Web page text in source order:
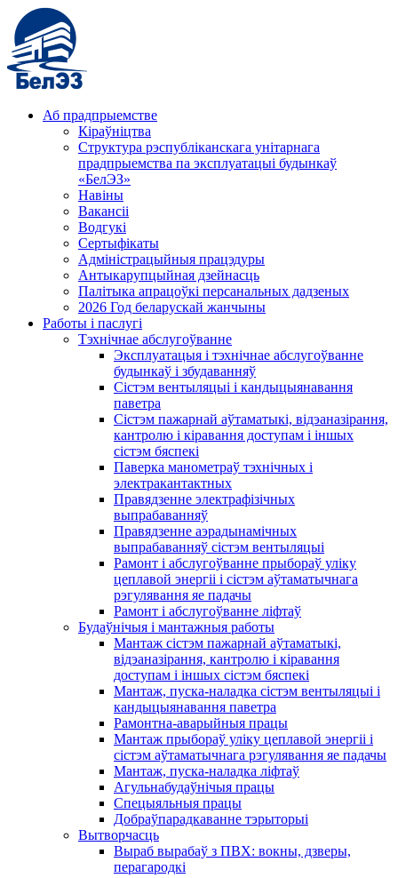
Аб прадпрыемстве
Кіраўніцтва
Структура рэспубліканскага унітарнага
прадпрыемства па эксплуатацыі будынкаў
«БелЭЗ»
Навіны
Вакансіі
Водгукі
Сертыфікаты
Адміністрацыйныя працэдуры
Антыкарупцыйная дзейнасць
Палітыка апрацоўкі персанальных дадзеных
2026 Год беларускай жанчыны
Работы і паслугі
Тэхнічнае абслугоўванне
Эксплуатацыя і тэхнічнае абслугоўванне
будынкаў і збудаванняў
Сістэм вентыляцыі і кандыцыянавання
паветра
Сістэм пажарнай аўтаматыкі, відэаназірання,
кантролю і кіравання доступам і іншых
сістэм бяспекі
Паверка манометраў тэхнічных і
электракантактных
Правядзенне электрафізічных
выпрабаванняў
Правядзенне аэрадынамічных
выпрабаванняў сістэм вентыляцыі
Рамонт і абслугоўванне прыбораў уліку
цеплавой энергіі і сістэм аўтаматычнага
рэгулявання яе падачы
Рамонт і абслугоўванне ліфтаў
Будаўнічыя і мантажныя работы
Мантаж сістэм пажарнай аўтаматыкі,
відэаназірання, кантролю і кіравання
доступам і іншых сістэм бяспекі
Мантаж, пуска-наладка сістэм вентыляцыі і
кандыцыянавання паветра
Рамонтна-аварыйныя працы
Мантаж прыбораў уліку цеплавой энергіі і
сістэм аўтаматычнага рэгулявання яе падачы
Мантаж, пуска-наладка ліфтаў
Агульнабудаўнічыя працы
Спецыяльныя працы
Добраўпарадкаванне тэрыторыі
Вытворчасць
Выраб вырабаў з ПВХ: вокны, дзверы,
перагародкі